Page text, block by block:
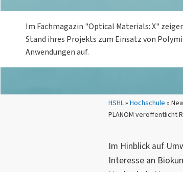
Sie sind hier:
HSHL» Hochschule »
PLANOM veröffentlicht
Im Fachmagazin "Optical Materials: X"
Stand ihres Projekts zum Einsatz von
Anwendungen auf.
Im Hinblick auf
Interesse an